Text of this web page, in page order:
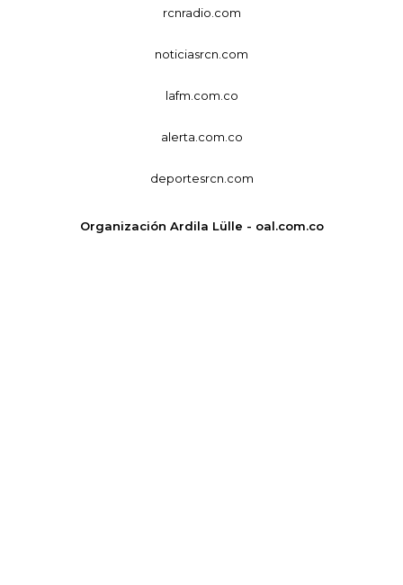
rcnradio.com
noticiasrcn.com
lafm.com.co
alerta.com.co
deportesrcn.com
Organización Ardila Lülle - oal.com.co